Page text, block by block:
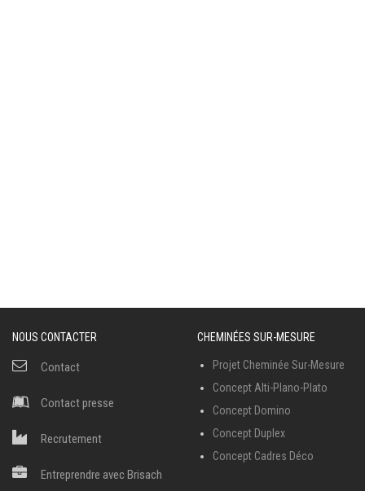
NOUS CONTACTER
Contact
Contact presse
Recrutement
Entreprendre avec Brisach
CHEMINÉES SUR-MESURE
Projet Cheminée Sur-Mesure
Concept Alti-Plano-Plato
Concept Domino
Concept Duplex
Concept Cadres Déco